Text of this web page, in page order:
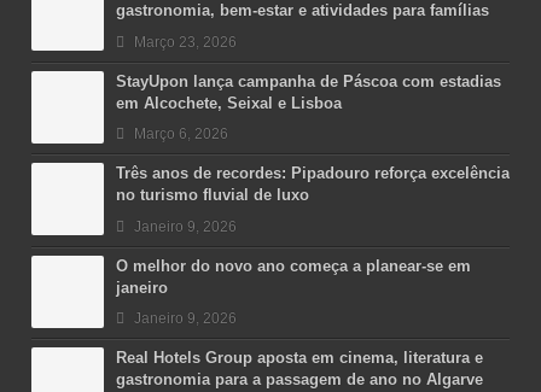
gastronomia, bem-estar e atividades para famílias
Março 23, 2026
StayUpon lança campanha de Páscoa com estadias
em Alcochete, Seixal e Lisboa
Março 6, 2026
Três anos de recordes: Pipadouro reforça excelência
no turismo fluvial de luxo
Janeiro 9, 2026
O melhor do novo ano começa a planear-se em
janeiro
Janeiro 9, 2026
Real Hotels Group aposta em cinema, literatura e
gastronomia para a passagem de ano no Algarve